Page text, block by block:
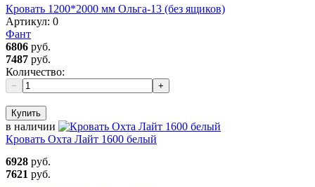
Кровать 1200*2000 мм Ольга-13 (без ящиков)
Артикул: 0
Фант
6806 руб.
7487 руб.
Количество:
− +
Купить
в наличии
Кровать Охта Лайт 1600 белый
6928 руб.
7621 руб.